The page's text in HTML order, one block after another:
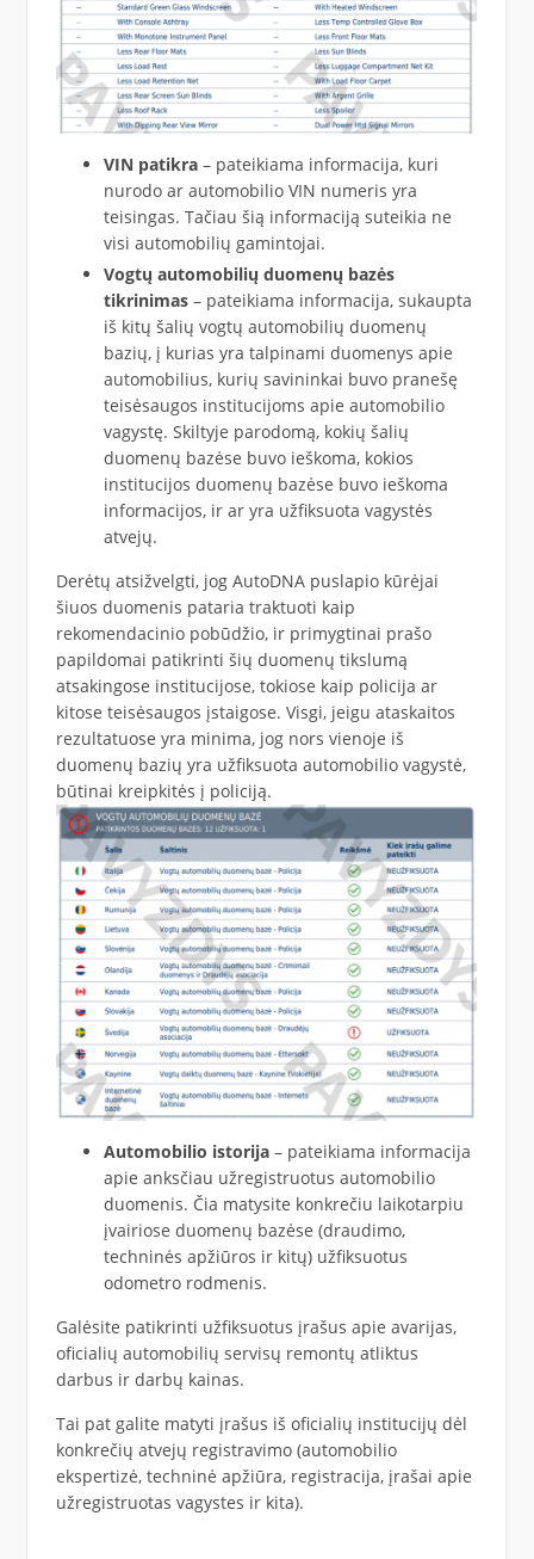
VIN patikra – pateikiama informacija, kuri
nurodo ar automobilio VIN numeris yra
teisingas. Tačiau šią informaciją suteikia ne
visi automobilių gamintojai.
Vogtų automobilių duomenų bazės
tikrinimas– pateikiama informacija, sukaupta
iš kitų šalių vogtų automobilių duomenų
bazių, į kurias yra talpinami duomenys apie
automobilius, kurių savininkai buvo pranešę
teisėsaugos institucijoms apie automobilio
vagystę. Skiltyje parodomą, kokių šalių
duomenų bazėse buvo ieškoma, kokios
institucijos duomenų bazėse buvo ieškoma
informacijos, ir ar yra užfiksuota vagystės
atvejų.
Derėtų atsižvelgti, jog AutoDNA puslapio kūrėjai
šiuos duomenis pataria traktuoti kaip
rekomendacinio pobūdžio, ir primygtinai prašo
papildomai patikrinti šių duomenų tikslumą
atsakingose institucijose, tokiose kaip policija ar
kitose teisėsaugos įstaigose. Visgi, jeigu ataskaitos
rezultatuose yra minima, jog nors vienoje iš
duomenų bazių yra užfiksuota automobilio vagystė,
būtinai kreipkitės į policiją.
Automobilio istorija – pateikiama informacija
apie anksčiau užregistruotus automobilio
duomenis. Čia matysite konkrečiu laikotarpiu
įvairiose duomenų bazėse (draudimo,
techninės apžiūros ir kitų) užfiksuotus
odometro rodmenis.
Galėsite patikrinti užfiksuotus įrašus apie avarijas,
oficialių automobilių servisų remontų atliktus
darbus ir darbų kainas.
Tai pat galite matyti įrašus iš oficialių institucijų dėl
konkrečių atvejų registravimo (automobilio
ekspertizė, techninė apžiūra, registracija, įrašai apie
užregistruotas vagystes ir kita).